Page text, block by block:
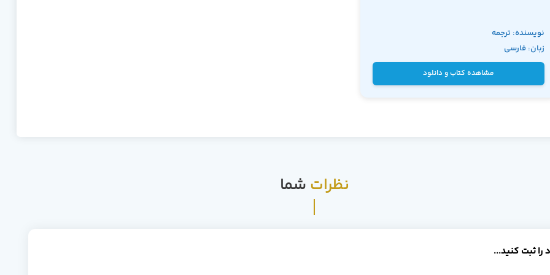
نویسنده: ترجمه
مسعود امجدی
زبان: فارسی
مشاهده کتاب و دانلود
نظرات شما
را ثبت کنید...